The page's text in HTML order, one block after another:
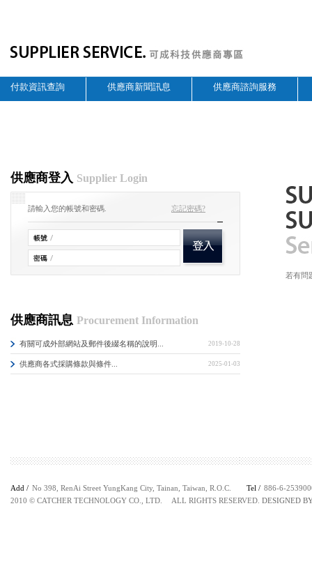
付款資訊查詢 供應商新聞訊息 供應商諮詢服務
供應商登入 Supplier Login
請輸入您的帳號和密碼. 忘記密碼?
供應商訊息 Procurement Information
2019-10-28
有關可成外部網站及郵件後綴名稱的說明...
2025-01-03
供應商各式採購條款與條件...
若有問
Add / No 398, RenAi Street YungKang City, Tainan, Taiwan, R.O.C. Tel / 886-6-
2010 © CATCHER TECHNOLOGY CO., LTD. ALL RIGHTS RESERVED. DESIGNED